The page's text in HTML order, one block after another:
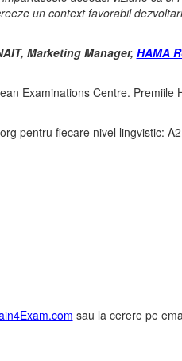
un context favorabil
Marketing Manager, HAMA
Examinations Centre. Premiile
pentru fiecare nivel lingvistic:
sau la cerere pe